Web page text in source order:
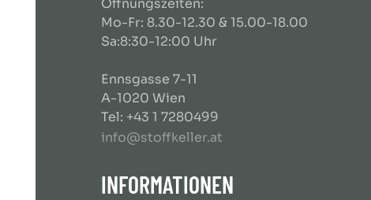
Öffnungszeiten:
Mo-Fr: 8.30-12.30 & 15.00-18.00
Sa:8:30-12:00 Uhr
Ennsgasse 7-11
A-1020 Wien
Tel: +43 1 7280499
info@stoffkeller.at
INFORMATIONEN